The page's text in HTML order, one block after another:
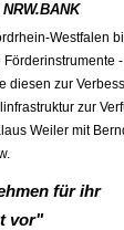
Westfalen
Förderinstrumente
diesen zur
zur
Weiler mit
für ihr
vor"